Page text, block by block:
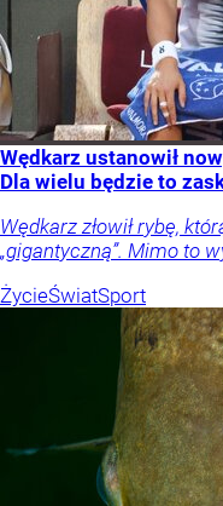
Wędkarz ustanowił
Dla wielu będzie to
Wędkarz złowił rybę,
„gigantyczną”. Mimo to
ŻycieŚwiatSport